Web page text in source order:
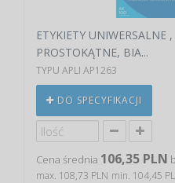
ETYKIETY UNIWERSALNE
PROSTOKĄTNE, BIA...
TYPU APLI AP1263
DO SPECYFIKACJI
Cena średnia 106,35 PLN
max. 108,73 PLN min. 104,45